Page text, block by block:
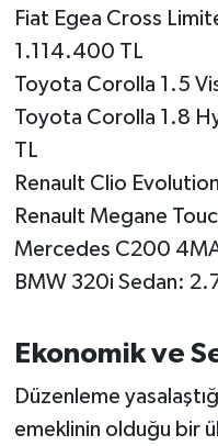
Fiat Egea Cross
1.114.400 TL
Toyota Corolla 1.5
Toyota Corolla 1.8
TL
Renault Clio
Renault Megane
Mercedes C200
BMW 320i Sedan:
Ekonomik ve
Düzenleme
emeklinin olduğu bir
Susurluk
Trend
TÜRKİYE